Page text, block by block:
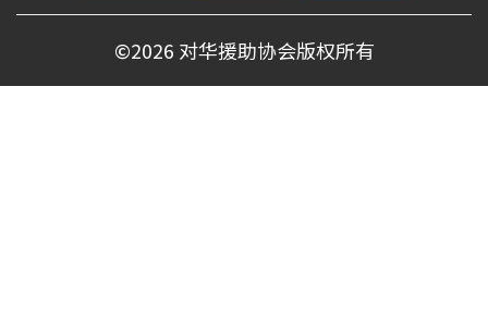
©2026 对华援助协会版权所有